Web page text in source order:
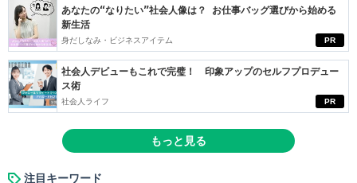
PR
あなたの“なりたい”社会人像は？ お仕事バッグ選びから始める
新生活
身だしなみ・ビジネスアイテム
PR
社会人デビューもこれで完璧！ 印象アップのセルフプロデュー
ス術
社会人ライフ
もっと見る
注目キーワード